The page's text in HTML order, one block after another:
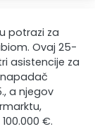
potrazi za
Ovaj 25-
asistencije za
napadač
a njegov
€.